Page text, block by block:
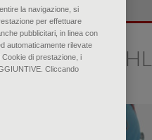
la navigazione, si
per effettuare
pubblicitari, in linea con
automaticamente rilevate
di prestazione, i
Cliccando